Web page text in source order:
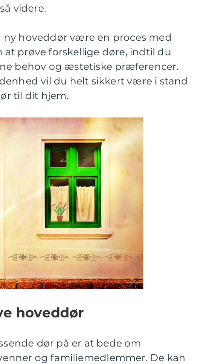
videre.
ny hoveddør være en proces med
at prøve forskellige døre, indtil du
behov og æstetiske præferencer.
vil du helt sikkert være i stand
til dit hjem.
hoveddør
dør på er at bede om
og familiemedlemmer. De kan